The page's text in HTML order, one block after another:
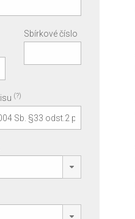
Sbírkové číslo
(?)